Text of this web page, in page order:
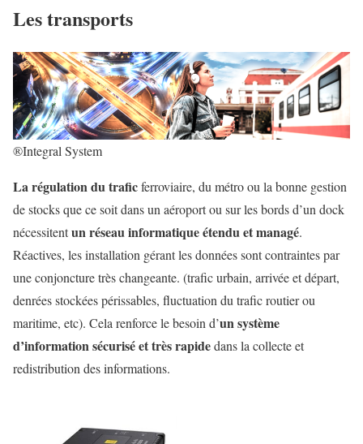
Les transports
®Integral System
La régulation du traficferroviaire, du métro ou la bonne gestion
de stocks que ce soit dans un aéroport ou sur les bords d’un dock
nécessitentun réseau informatique étendu et managé.
Réactives, les installation gérant les données sont contraintes par
une conjoncture très changeante. (trafic urbain, arrivée et départ,
denrées stockées périssables, fluctuation du trafic routier ou
maritime, etc). Cela renforce le besoin d’un système
d’information sécurisé et très rapidedans la collecte et
redistribution des informations.